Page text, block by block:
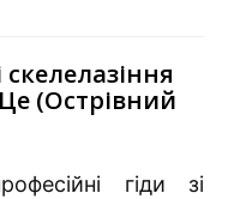
(Острівний
гіди зі